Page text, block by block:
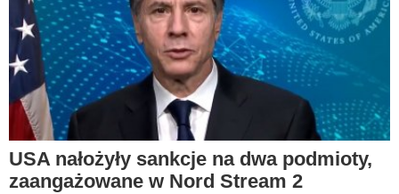
USA nałożyły sankcje na dwa podmioty,
zaangażowane w Nord Stream 2